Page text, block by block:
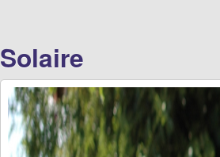
Solaire